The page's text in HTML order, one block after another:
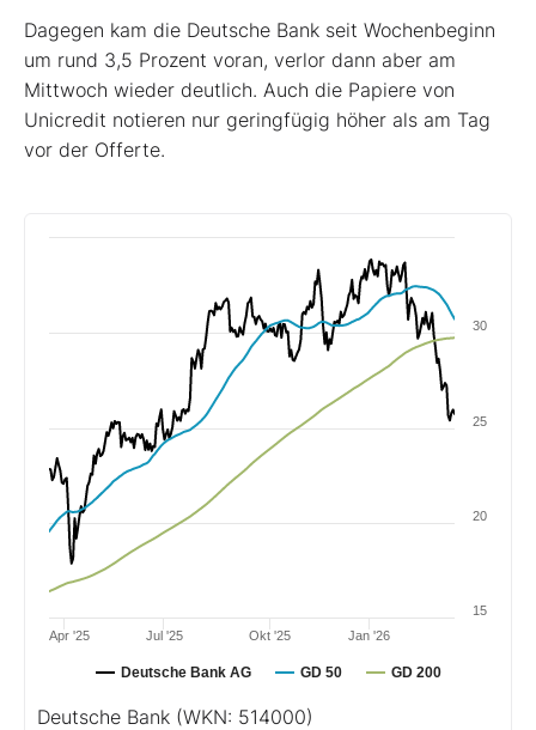
Dagegen kam die Deutsche Bank seit Wochenbeginn
um rund 3,5 Prozent voran, verlor dann aber am
Mittwoch wieder deutlich. Auch die Papiere von
Unicredit notieren nur geringfügig höher als am Tag
vor der Offerte.
Deutsche Bank AG GD 50 GD 200
Jul '25 Jan '26
Apr '25 Okt '25
15
20
25
30
Deutsche Bank (WKN: 514000)